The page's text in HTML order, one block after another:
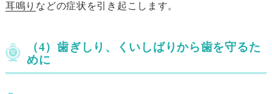
耳鳴り などの症状を引き起こします。
（4）歯ぎしり、くいしばりから歯を守るた
めに